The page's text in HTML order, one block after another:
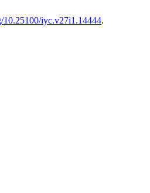
10.25100/iyc.v27i1.14444.